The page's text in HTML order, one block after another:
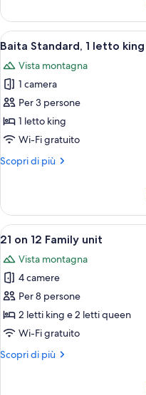
Standard,
letti
Apri
tutte
le
foto
per
Baita
Standard,
letto
7
Baita Standard, 1 letto king
Vista montagna
1 camera
Per 3 persone
1 letto king
Wi-Fi gratuito
Scopri di più
Altri
Standard,
letto
Apri
tutte
le
foto
per
21
on
Family
19
21 on 12 Family unit
Vista montagna
4 camere
Per 8 persone
2 letti king e 2 letti queen
Wi-Fi gratuito
Scopri di più
Altri